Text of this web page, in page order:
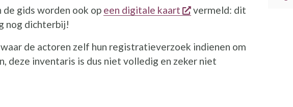
de gids worden ook op een digitale kaart opent een nieuw venster
vermeld: dit
nog dichterbij!
de actoren zelf hun registratieverzoek indienen om
deze inventaris is dus niet volledig en zeker niet